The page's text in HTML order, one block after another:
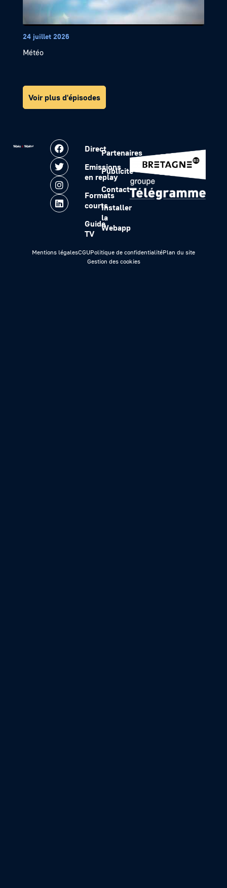
24 juillet 2026
Météo
Voir plus d'épisodes
Direct
Emissions
en replay
Formats
courts
Guide
TV
Partenaires
Publicité
Contact
Installer
la
Webapp
Mentions légalesCGUPolitique de confidentialitéPlan du site
Gestion des cookies